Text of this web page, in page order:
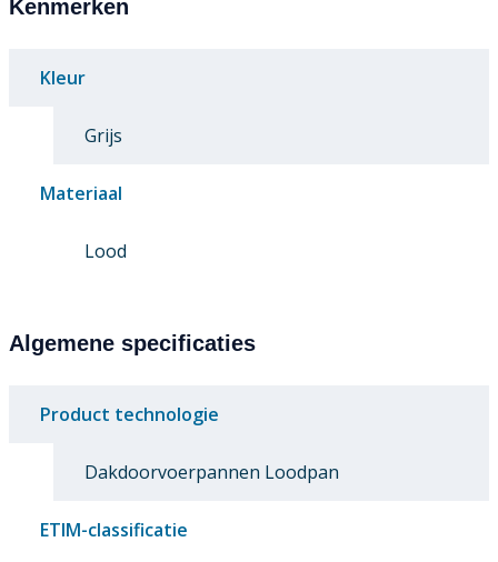
Kenmerken
Kleur
Grijs
Materiaal
Lood
Algemene specificaties
Product technologie
Dakdoorvoerpannen Loodpan
ETIM-classificatie